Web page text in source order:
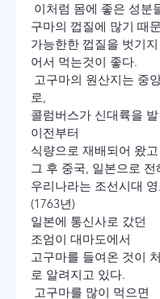
이처럼 몸에 좋은 성분
구마의 껍질에 많기 때
가능한한 껍질을 벗기
어서 먹는것이 좋다.
고구마의 원산지는 중
로,
콜럼버스가 신대륙을
이전부터
식량으로 재배되어 왔고
그 후 중국, 일본으로 전
우리나라는 조선시대
(1763년)
일본에 통신사로 갔던
조엄이 대마도에서
고구마를 들여온 것이
로 알려지고 있다.
고구마를 많이 먹으면